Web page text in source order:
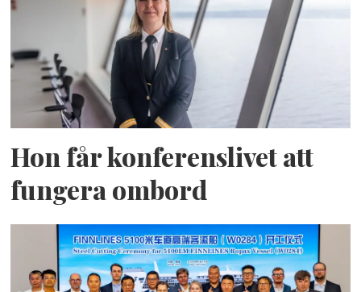
Hon får konferenslivet att
fungera ombord